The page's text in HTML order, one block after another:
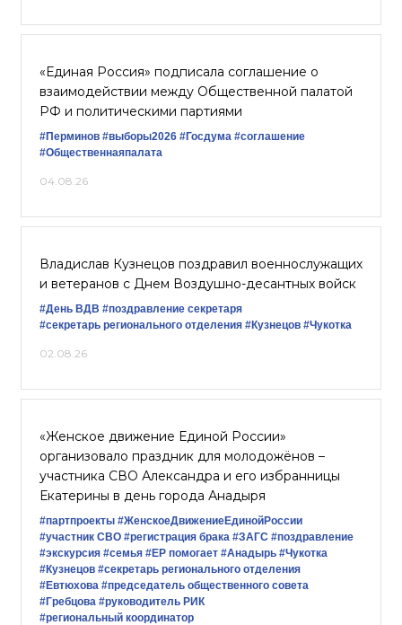
«Единая Россия» подписала соглашение о
взаимодействии между Общественной палатой
РФ и политическими партиями
#Перминов #выборы2026 #Госдума #соглашение
#Общественнаяпалата
04.08.26
Владислав Кузнецов поздравил военнослужащих
и ветеранов с Днем Воздушно-десантных войск
#День ВДВ #поздравление секретаря
#секретарь регионального отделения #Кузнецов #Чукотка
02.08.26
«Женское движение Единой России»
организовало праздник для молодожёнов –
участника СВО Александра и его избранницы
Екатерины в день города Анадыря
#партпроекты #ЖенскоеДвижениеЕдинойРоссии
#участник СВО #регистрация брака #ЗАГС #поздравление
#экскурсия #семья #ЕР помогает #Анадырь #Чукотка
#Кузнецов #секретарь регионального отделения
#Евтюхова #председатель общественного совета
#Гребцова #руководитель РИК
#региональный координатор